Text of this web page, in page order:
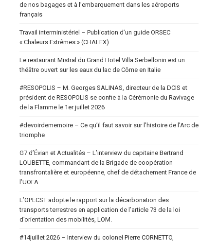
de nos bagages et à l’embarquement dans les aéroports
français
Travail interministériel – Publication d’un guide ORSEC
« Chaleurs Extrêmes » (CHALEX)
Le restaurant Mistral du Grand Hotel Villa Serbellonin est un
théâtre ouvert sur les eaux du lac de Côme en Italie
#RESOPOLIS – M. Georges SALINAS, directeur de la DCIS et
président de RESOPOLIS se confie à la Cérémonie du Ravivage
de la Flamme le 1er juillet 2026
#devoirdememoire – Ce qu’il faut savoir sur l’histoire de l’Arc de
triomphe
G7 d’Évian et Actualités – L’interview du capitaine Bertrand
LOUBETTE, commandant de la Brigade de coopération
transfrontalière et européenne, chef de détachement France de
l’UOFA
L’OPECST adopte le rapport sur la décarbonation des
transports terrestres en application de l’article 73 de la loi
d’orientation des mobilités, LOM.
#14juillet 2026 – Interview du colonel Pierre CORNETTO,